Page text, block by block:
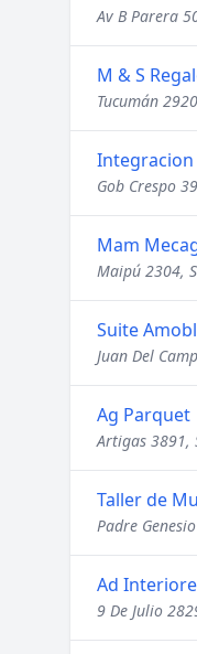
Av B Parera
M & S
Tucumán
Integracion
Gob Crespo
Mam
Maipú 2304,
Suite
Juan Del
Ag Parquet
Artigas 3891,
Taller de
Padre
Ad
9 De Julio